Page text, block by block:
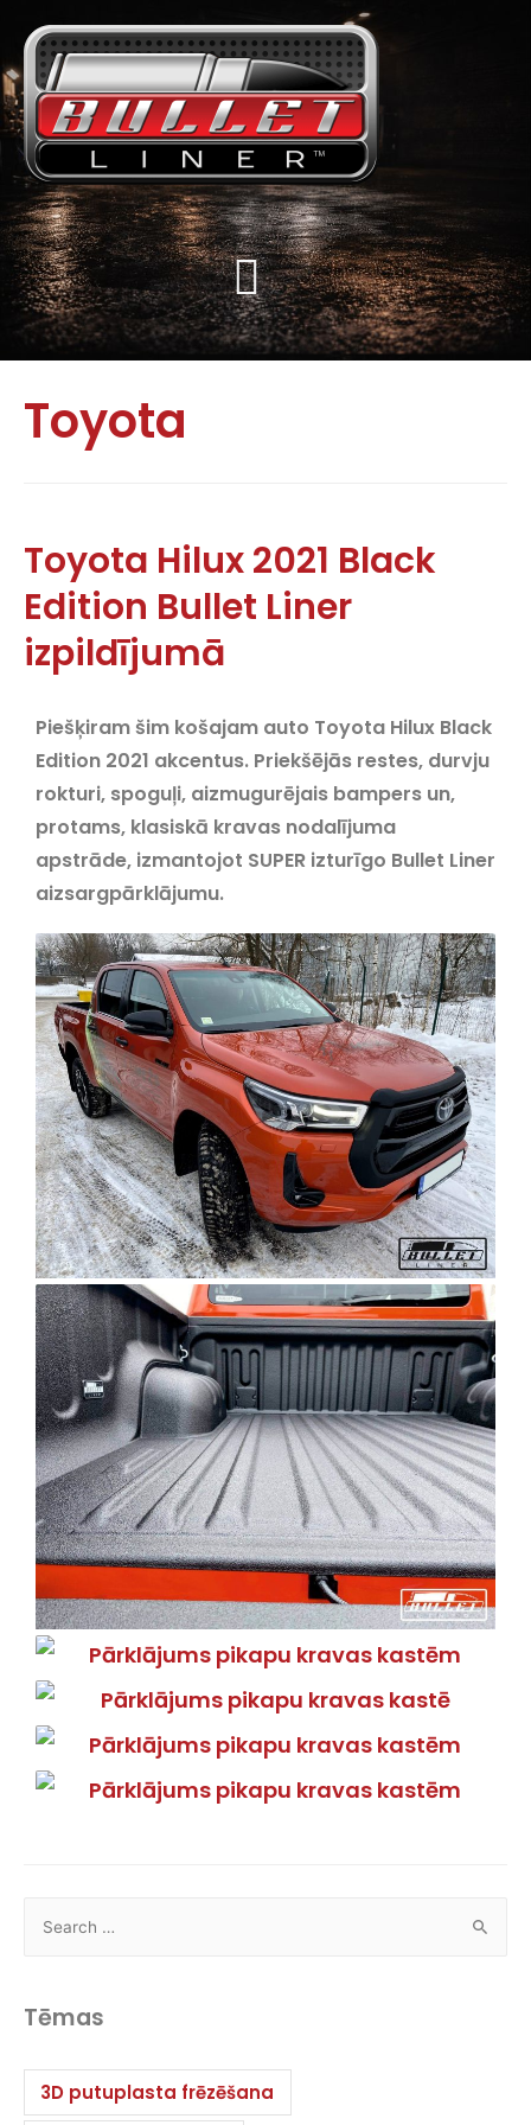
Toyota
Toyota Hilux 2021 Black
Edition Bullet Liner
izpildījumā
Piešķiram šim košajam auto Toyota Hilux Black
Edition 2021 akcentus. Priekšējās restes, durvju
rokturi, spoguļi, aizmugurējais bampers un,
protams, klasiskā kravas nodalījuma
apstrāde, izmantojot SUPER izturīgo Bullet Liner
aizsargpārklājumu.
Tēmas
3D putuplasta frēzēšana